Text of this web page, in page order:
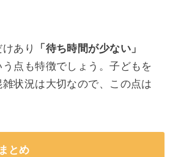
あり
「待ち時間が少ない」
う点も特徴でしょう。子どもを
状況は大切なので、この点は
とめ